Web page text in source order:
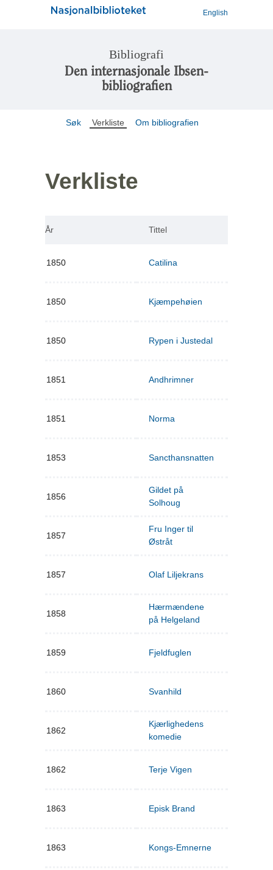
English
Bibliografi
Den internasjonale Ibsen-
bibliografien
Søk Verkliste Om bibliografien
Verkliste
År Tittel
1850 Catilina
1850 Kjæmpehøien
1850 Rypen i Justedal
1851 Andhrimner
1851 Norma
1853 Sancthansnatten
1856
Gildet på
Solhoug
1857
Fru Inger til
Østråt
1857 Olaf Liljekrans
1858
Hærmændene
på Helgeland
1859 Fjeldfuglen
1860 Svanhild
1862
Kjærlighedens
komedie
1862 Terje Vigen
1863 Episk Brand
1863 Kongs-Emnerne